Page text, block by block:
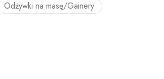
Odżywki na masę/Gainery